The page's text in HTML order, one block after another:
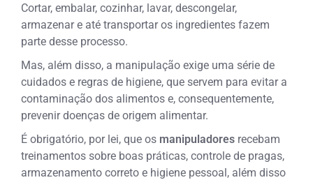
Cortar, embalar, cozinhar, lavar, descongelar,
armazenar e até transportar os ingredientes fazem
parte desse processo.
Mas, além disso, a manipulação exige uma série de
cuidados e regras de higiene, que servem para evitar a
contaminação dos alimentos e, consequentemente,
prevenir doenças de origem alimentar.
É obrigatório, por lei, que os manipuladores recebam
treinamentos sobre boas práticas, controle de pragas,
armazenamento correto e higiene pessoal, além disso